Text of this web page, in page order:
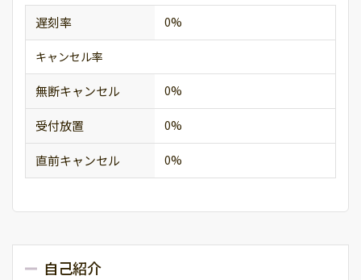
遅刻率 0%
キャンセル率
無断キャンセル 0%
受付放置 0%
直前キャンセル 0%
自己紹介